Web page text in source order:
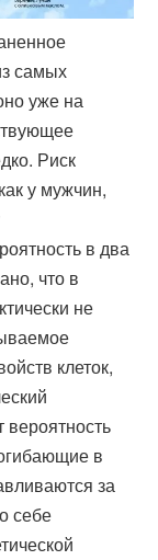
самых
уже на
Риск
у мужчин,
в два
что в
не
клеток,
вероятность
в
за
себе